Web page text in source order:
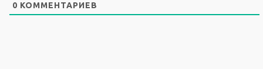
0 КОММЕНТАРИЕВ